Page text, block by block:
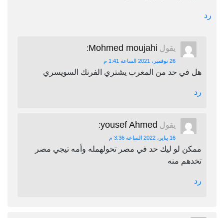
رد
يقول Mohmed moujahi
:
26 نوفمبر، 2021 الساعة 1:41 م
هل في حد من المغرب يشتري الفرنك السويسري
رد
يقول yousef Ahmed
:
16 يناير، 2022 الساعة 3:36 م
ممكن لو ليك حد في مصر تحولهمله وأمه تيجي مصر
تخدهم منه
رد